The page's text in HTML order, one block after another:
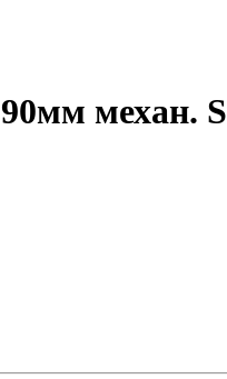
механ.